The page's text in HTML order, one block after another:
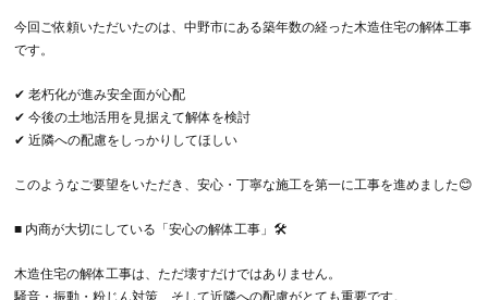
今回ご依頼いただいたのは、中野市にある築年数の経った木造住宅の解体工事
です。
✔ 老朽化が進み安全面が心配
✔ 今後の土地活用を見据えて解体を検討
✔ 近隣への配慮をしっかりしてほしい
このようなご要望をいただき、安心・丁寧な施工を第一に工事を進めました😊
■ 内商が大切にしている「安心の解体工事」🛠
木造住宅の解体工事は、ただ壊すだけではありません。
騒音・振動・粉じん対策、そして近隣への配慮がとても重要です。